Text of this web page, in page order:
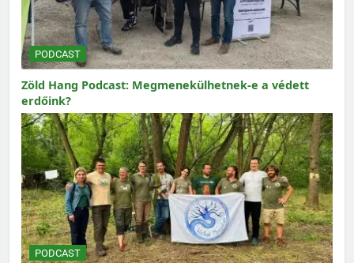
PODCAST
Zöld Hang Podcast: Megmenekülhetnek-e a védett
erdőink?
PODCAST